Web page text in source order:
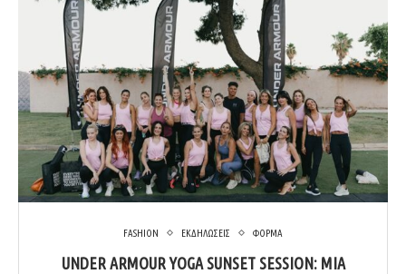
FASHION ΕΚΔΗΛΩΣΕΙΣ ΦΟΡΜΑ
UNDER ARMOUR YOGA SUNSET SESSION: ΜΊΑ